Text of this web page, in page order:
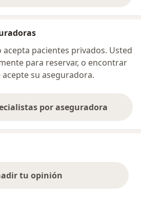
acepta pacientes privados. Usted
para reservar, o encontrar
su aseguradora.
por aseguradora
tu opinión